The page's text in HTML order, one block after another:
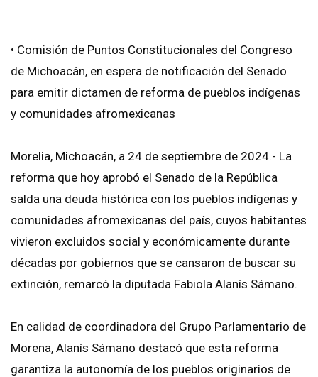
• Comisión de Puntos Constitucionales del Congreso
de Michoacán, en espera de notificación del Senado
para emitir dictamen de reforma de pueblos indígenas
y comunidades afromexicanas
Morelia, Michoacán, a 24 de septiembre de 2024.- La
reforma que hoy aprobó el Senado de la República
salda una deuda histórica con los pueblos indígenas y
comunidades afromexicanas del país, cuyos habitantes
vivieron excluidos social y económicamente durante
décadas por gobiernos que se cansaron de buscar su
extinción, remarcó la diputada Fabiola Alanís Sámano.
En calidad de coordinadora del Grupo Parlamentario de
Morena, Alanís Sámano destacó que esta reforma
garantiza la autonomía de los pueblos originarios de